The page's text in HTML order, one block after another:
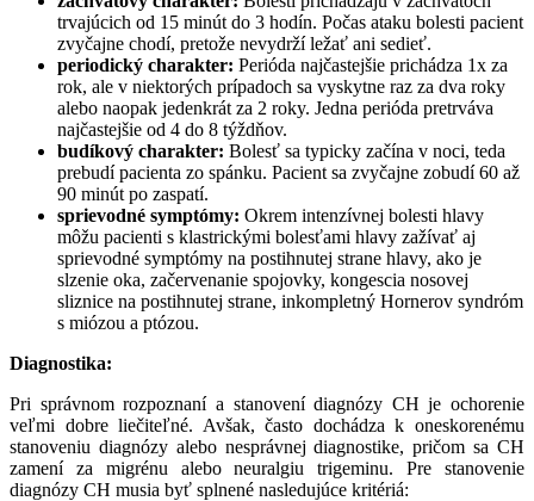
trvajúcich od 15 minút do 3 hodín. Počas ataku bolesti pacient
zvyčajne chodí, pretože nevydrží ležať ani sedieť.
periodický charakter: Perióda najčastejšie prichádza 1x za
rok, ale v niektorých prípadoch sa vyskytne raz za dva roky
alebo naopak jedenkrát za 2 roky. Jedna perióda pretrváva
najčastejšie od 4 do 8 týždňov.
budíkový charakter: Bolesť sa typicky začína v noci, teda
prebudí pacienta zo spánku. Pacient sa zvyčajne zobudí 60 až
90 minút po zaspatí.
sprievodné symptómy: Okrem intenzívnej bolesti hlavy
môžu pacienti s klastrickými bolesťami hlavy zažívať aj
sprievodné symptómy na postihnutej strane hlavy, ako je
slzenie oka, začervenanie spojovky, kongescia nosovej
sliznice na postihnutej strane, inkompletný Hornerov syndróm
s miózou a ptózou.
Diagnostika:
Pri správnom rozpoznaní a stanovení diagnózy CH je ochorenie
veľmi dobre liečiteľné. Avšak, často dochádza k oneskorenému
stanoveniu diagnózy alebo nesprávnej diagnostike, pričom sa CH
zamení za migrénu alebo neuralgiu trigeminu. Pre stanovenie
diagnózy CH musia byť splnené nasledujúce kritériá: